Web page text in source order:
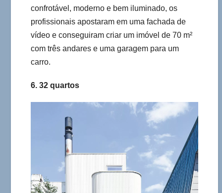
confrotável, moderno e bem iluminado, os
profissionais apostaram em uma fachada de
vídeo e conseguiram criar um imóvel de 70 m²
com três andares e uma garagem para um
carro.
6. 32 quartos